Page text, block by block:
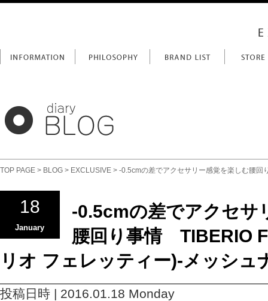
TOP PAGE > BLOG > EXCLUSIVE > -0.5cmの差でアクセサリー感覚を楽しむ腰
18
January
-0.5cmの差でアクセサ
腰回り事情 TIBERIO
リオ フェレッティー)-メッシュ
投稿日時 | 2016.01.18 Monday